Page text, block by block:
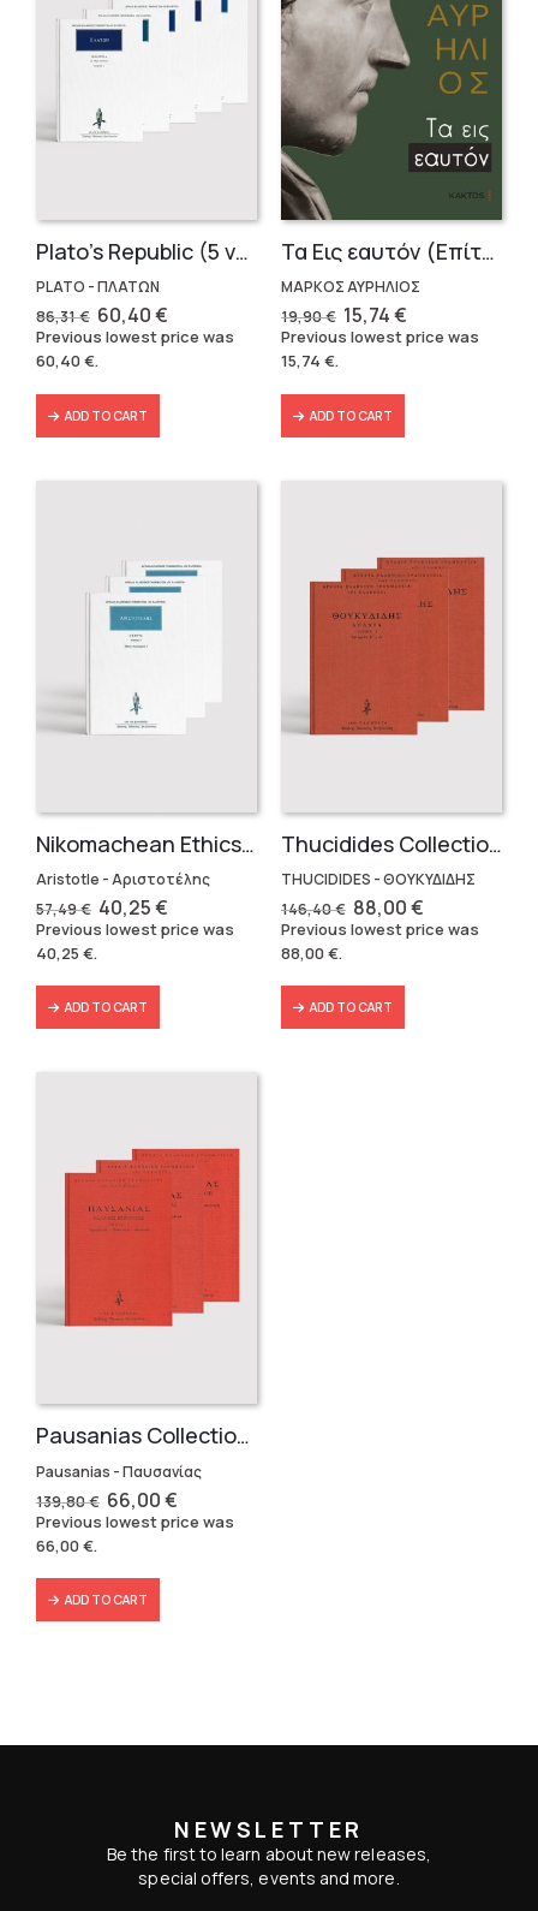
Plato’s Republic (5 volumes)
PLATO - ΠΛΑΤΩΝ
86,31€ Original
price
was:
86,31 €.
60,40€Current
price
is:
Previous lowest price was
60,40€.
ADD TO CART
Τα Εις εαυτόν (Επίτομο) – Μάρκος Αυρήλιος
ΜΑΡΚΟΣ ΑΥΡΗΛΙΟΣ
19,90€ Original
price
was:
15,74€Current
price
is:
Previous lowest price was
15,74 €.
ADD TO CART
Nikomachean Ethics (3 volumes)
Aristotle - Αριστοτέλης
57,49€ Original
price
was:
57,49 €.
40,25€Current
price
is:
Previous lowest price was
40,25 €.
ADD TO CART
Thucidides Collection – Hardbound Edition (4 volumes)
THUCIDIDES - ΘΟΥΚΥΔΙΔΗΣ
146,40€ Original
price
was:
88,00€Current
price
is:
Previous lowest price was
88,00€.
ADD TO CART
Pausanias Collection – Hardbound (3 volumes)
Pausanias - Παυσανίας
139,80€ Original
price
was:
66,00€Current
price
is:
Previous lowest price was
66,00€.
ADD TO CART
NEWSLETTER
Be the first to learn about new releases,
special offers, events and more.